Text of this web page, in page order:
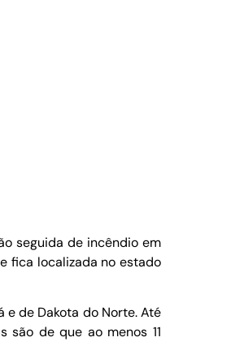
seguida de incêndio em
fica localizada no estado
de Dakota do Norte. Até
de que ao menos 11